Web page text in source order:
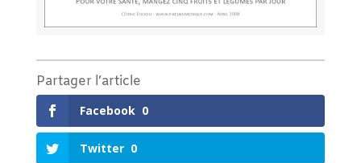
Partager l’article
Facebook 0
Twitter 0